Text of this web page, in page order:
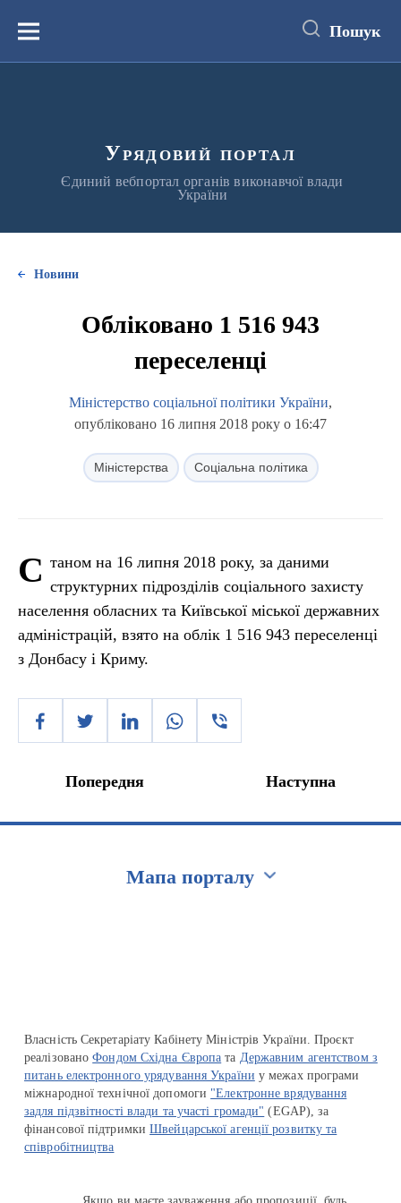
вмістуМеню Пошук
Урядовий портал
Єдиний вебпортал органів виконавчої влади
України
Новини
Обліковано 1 516 943
переселенці
Міністерство соціальної політики України,
опубліковано 16 липня 2018 року о 16:47
Міністерства Соціальна політика
С таном на 16 липня 2018 року, за даними
структурних підрозділів соціального захисту
населення обласних та Київської міської державних
адміністрацій, взято на облік 1 516 943 переселенці
з Донбасу і Криму.
Попередня Наступна
Мапа порталу
Власність Секретаріату Кабінету Міністрів України. Проєкт
реалізованоФондом Східна Європа та Державним агентством з
питань електронного урядування України у межах програми
міжнародної технічної допомоги "Електронне врядування
задля підзвітності влади та участі громади" (EGAP), за
фінансової підтримкиШвейцарської агенції розвитку та
співробітництва